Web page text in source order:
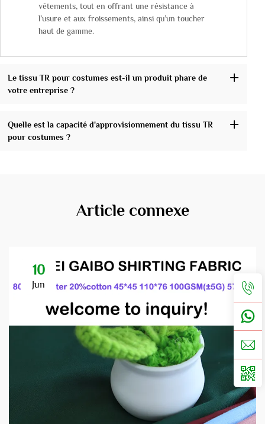
vêtements, tout en offrant une résistance à
l’usure et aux froissements, ainsi qu’un toucher
haut de gamme.
Le tissu TR pour costumes est-il un produit phare de
votre entreprise ?
Quelle est la capacité d'approvisionnement du tissu TR
pour costumes ?
Article connexe
10
Jun